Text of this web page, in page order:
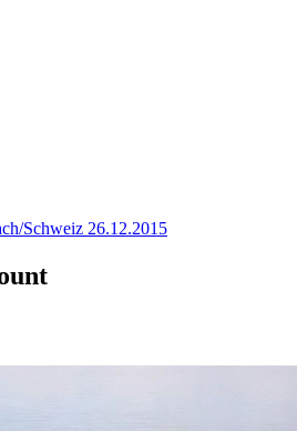
Schweiz 26.12.2015